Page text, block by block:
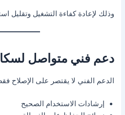
وذلك لإعادة كفاءة التشغيل وتقليل
دعم فني متواصل لسكان 15
الدعم الفني لا يقتصر على الإصلاح
إرشادات الاستخدام الصحيح